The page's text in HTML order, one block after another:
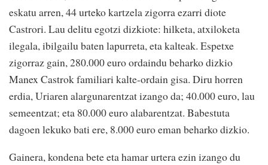
eskatu arren, 44 urteko kartzela zigorra ezarri diote
Castrori. Lau delitu egotzi dizkiote: hilketa, atxiloketa
ilegala, ibilgailu baten lapurreta, eta kalteak. Espetxe
zigorraz gain, 280.000 euro ordaindu beharko dizkio
Manex Castrok familiari kalte-ordain gisa. Diru horren
erdia, Uriaren alargunarentzat izango da; 40.000 euro, lau
semeentzat; eta 80.000 euro alabarentzat. Babestuta
dagoen lekuko bati ere, 8.000 euro eman beharko dizkio.
Gainera, kondena bete eta hamar urtera ezin izango du